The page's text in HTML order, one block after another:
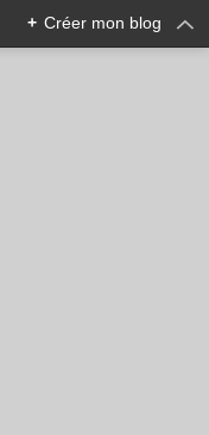
+ Créer mon blog